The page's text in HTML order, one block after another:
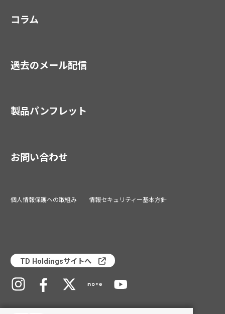
コラム
過去のメール配信
製品パンフレット
お問い合わせ
個人情報保護への取組み 情報セキュリティー基本方針
TD Holdingsサイトへ